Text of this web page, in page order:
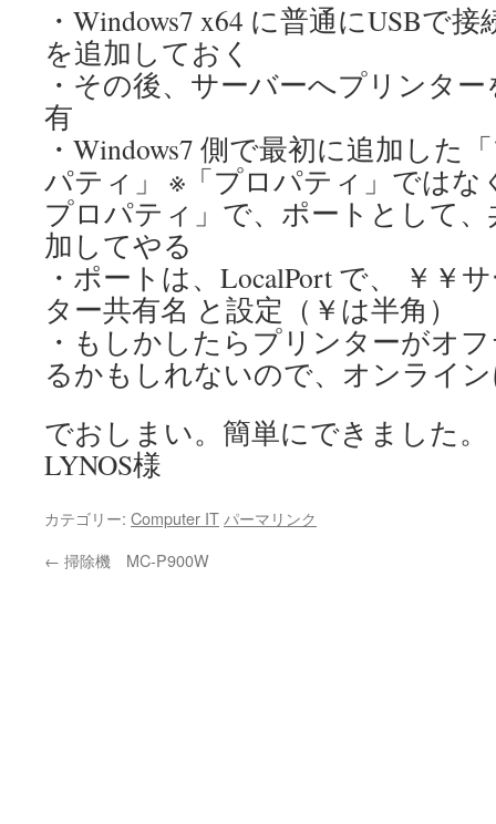
・Windows7 x64 に普通にUSBで
を追加しておく
・その後、サーバーへプリンタ
有
・Windows7 側で最初に追加した
パティ」 ※「プロパティ」ではな
プロパティ」で、ポートとして
加してやる
・ポートは、LocalPort で、 ￥￥
ター共有名 と設定（￥は半角）
・もしかしたらプリンターがオ
るかもしれないので、オンライ
でおしまい。簡単にできました
LYNOS様
カテゴリー: Computer IT パーマリンク
← 掃除機 MC-P900W